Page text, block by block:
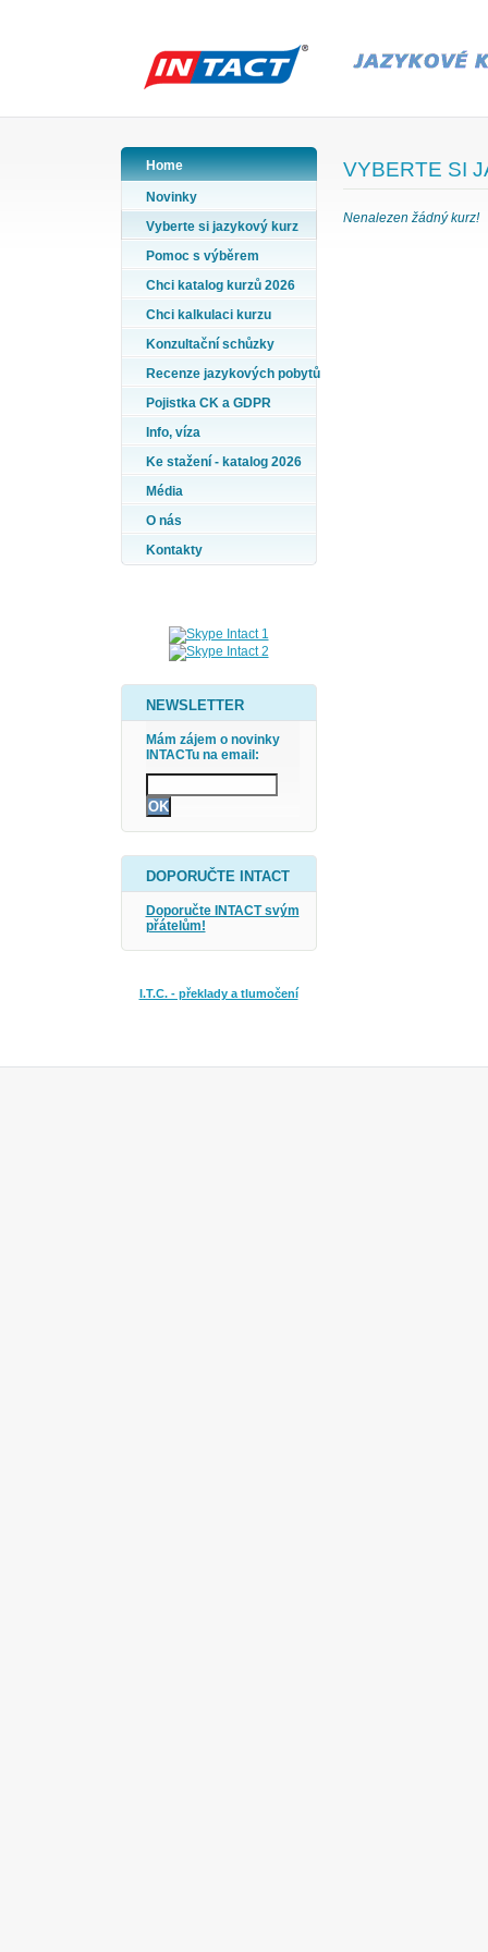
Home
Novinky
Vyberte si jazykový kurz
Pomoc s výběrem
Chci katalog kurzů 2026
Chci kalkulaci kurzu
Konzultační schůzky
Recenze jazykových pobytů
Pojistka CK a GDPR
Info, víza
Ke stažení - katalog 2026
Média
O nás
Kontakty
NEWSLETTER
Mám zájem o novinky
INTACTu na email:
DOPORUČTE INTACT
Doporučte INTACT svým
přátelům!
I.T.C. - překlady a tlumočení
VYBERTE SI
Nenalezen žádný kurz!